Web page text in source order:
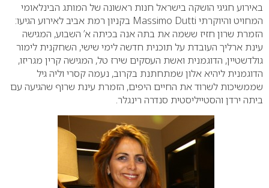
באירוע חגיגי הושקה בישראל חנות ראשונה של המותג הבינלאומי
המחויט והיוקרתי Massimo Dutti בקניון רמת אביב לאירוע הגיעו:
הזמרת שרון חזיז ששמה את בתה אנה בכיתה א’ השבוע, המגישה
עינת ארליך העובדת על תוכנית חדשה לימי שישי, השחקנית לימור
גולדשטיין, הדוגמנית ואשת העסקים שירז טל, המגישה קרין מגריזו,
הדוגמנית ליהיא אלון שמתחתנת בקרוב, נעמה קסרי וליה גיל
שממשיכות לשרוד את החיים היפים, הזמרת עינת שרוף שהגיעה עם
ביתה ירדן והסטייליסטית סנדרה רינגלר.